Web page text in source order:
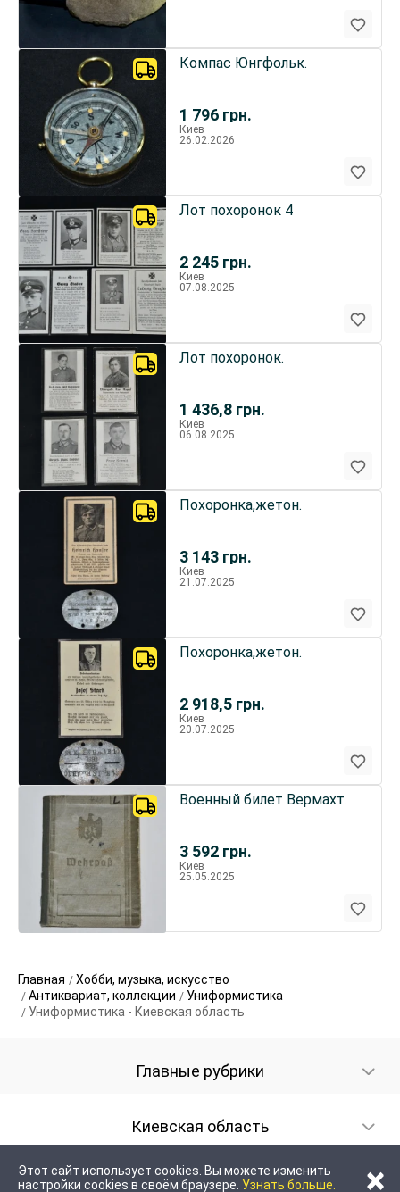
1 796 грн.
Компас Юнгфольк.
Киев
26.02.2026
2 245 грн.
Лот похоронок 4
Киев
07.08.2025
1 436,8 грн.
Лот похоронок.
Киев
06.08.2025
3 143 грн.
Похоронка,жетон.
Киев
21.07.2025
2 918,5 грн.
Похоронка,жетон.
Киев
20.07.2025
3 592 грн.
Военный билет Вермахт.
Киев
25.05.2025
Главная
Хобби, музыка, искусство
Антиквариат, коллекции
Униформистика
Униформистика - Киевская область
Главные рубрики
Киевская область
Этот сайт использует cookies. Вы можете изменить
настройки cookies в своём браузере. Узнать больше. ×